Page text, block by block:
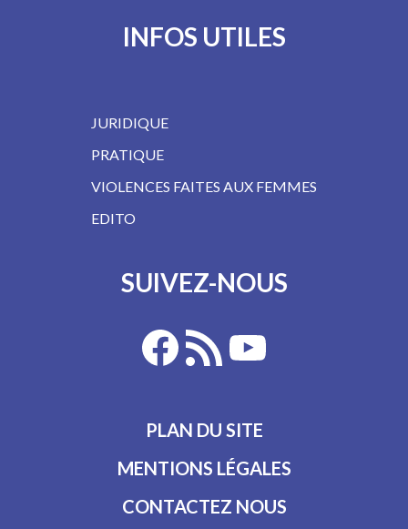
INFOS UTILES
JURIDIQUE
PRATIQUE
VIOLENCES FAITES AUX FEMMES
EDITO
SUIVEZ-NOUS
PLAN DU SITE
MENTIONS LÉGALES
CONTACTEZ NOUS